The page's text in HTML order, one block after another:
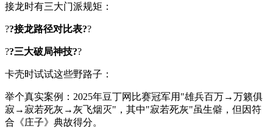
接龙时有三大门派规矩：
??接龙路径对比表??
??三大破局神技??
卡壳时试试这些野路子：
举个真实案例：2025年豆丁网比赛冠军用"雄兵百万→万籁俱
寂→寂若死灰→灰飞烟灭"，其中"寂若死灰"虽生僻，但因符
合《庄子》典故得分。